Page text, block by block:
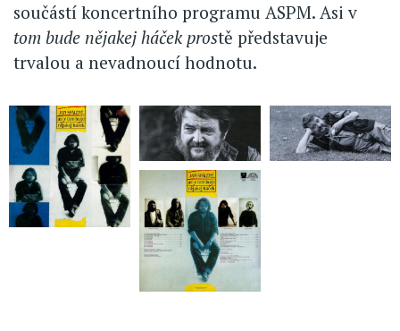
součástí koncertního programu ASPM. Asi v
tom bude nějakej háček prostě představuje
trvalou a nevadnoucí hodnotu.